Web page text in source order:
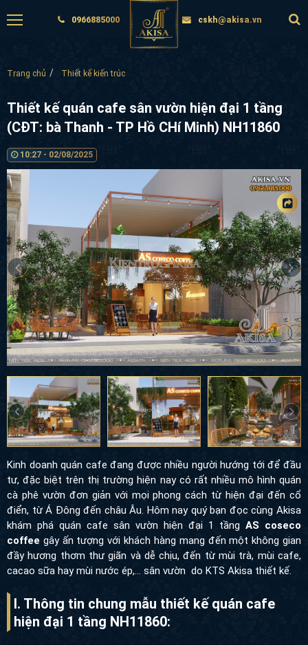
0966885000 cskh@akisa.vn
Trang chủ Thiết kế kiến trúc
Thiết kế quán cafe sân vườn hiện đại 1 tầng
(CĐT: bà Thanh - TP Hồ CHí Minh) NH11860
10:27 - 02/08/2025
Kinh doanh quán cafe đang được nhiều người hướng tới để đầu
tư, đặc biệt trên thị trường hiện nay có rất nhiều mô hình quán
cà phê vườn đơn giản với mọi phong cách từ hiện đại đến cổ
điển, từ Á Đông đến châu Âu. Hôm nay quý bạn đọc cùng Akisa
khám phá quán cafe sân vườn hiện đại 1 tầng AS coseco
coffee gây ấn tượng với khách hàng mang đến một không gian
đầy hương thơm thư giãn và dễ chịu, đến từ mùi trà, mùi cafe,
cacao sữa hay mùi nước ép,... sân vườn do KTS Akisa thiết kế.
I. Thông tin chung mẫu thiết kế quán cafe
hiện đại 1 tầng NH11860: